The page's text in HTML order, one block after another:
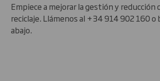
Empiece a mejorar la gestión y
reciclaje. Llámenos al +34 914 902 160 o
abajo.